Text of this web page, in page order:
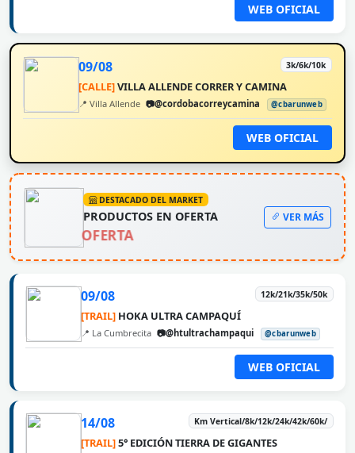
WEB OFICIAL
09/08 3k/6k/10k
[CALLE]VILLA ALLENDE CORRER Y CAMINA
📍 Villa Allende 📷@cordobacorreycamina @cbarunweb
WEB OFICIAL
DESTACADO DEL MARKET
PRODUCTOS EN OFERTA
OFERTA
VER MÁS
09/08 12k/21k/35k/50k
[TRAIL] HOKA ULTRA CAMPAQUÍ
📍 La Cumbrecita 📷@htultrachampaqui @cbarunweb
WEB OFICIAL
14/08 Km Vertical/8k/12k/24k/42k/60k/
[TRAIL]5° EDICIÓN TIERRA DE GIGANTES